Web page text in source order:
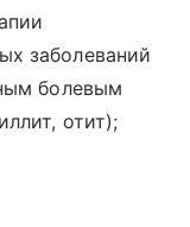
заболеваний
болевым
отит);